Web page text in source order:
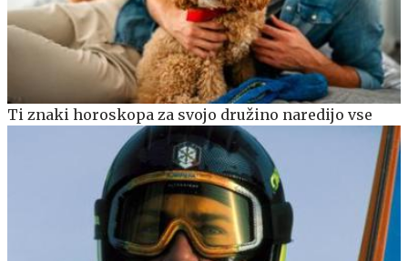
Ti znaki horoskopa za svojo družino naredijo vse